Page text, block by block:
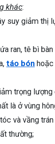
khác:
suy giảm thị
ran, tê bì bàn
táo bón hoặc
trọng lượng
là ở vùng
và vầng trán
thường;